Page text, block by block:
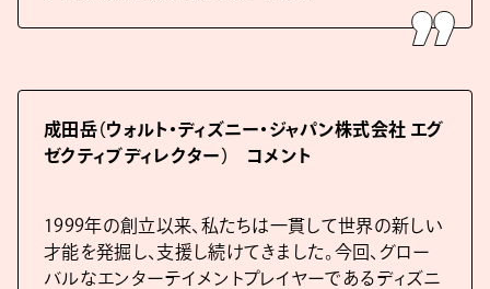
成田岳（ウォルト・ディズニー・ジャパン株式会社 エグ
ゼクティブディレクター） コメント
1999年の創立以来、私たちは一貫して世界の新しい
才能を発掘し、支援し続けてきました。今回、グロー
バルなエンターテイメントプレイヤーであるディズニ